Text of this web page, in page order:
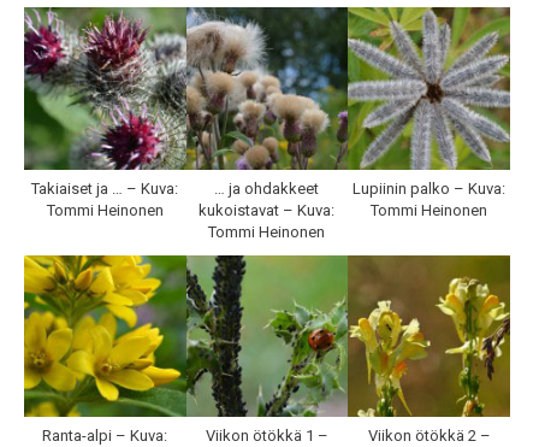
Takiaiset ja … – Kuva:
Tommi Heinonen
… ja ohdakkeet
kukoistavat – Kuva:
Tommi Heinonen
Lupiinin palko – Kuva:
Tommi Heinonen
Ranta-alpi – Kuva:
Viikon ötökkä 1 –
Viikon ötökkä 2 –